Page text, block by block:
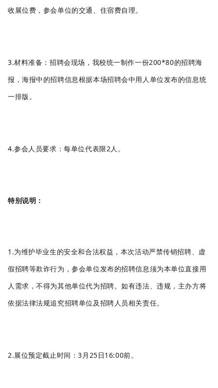
收展位费，参会单位的交通、住宿费自理。
3.材料准备 ：招聘会现场，我校统一制作一份200*80的招聘海
报，海报中的招聘信息根据本场招聘会中用人单位发布的信息统
一排版。
4.参会人员要求 ：每单位代表限2人。
特别说明：
1.为维护毕业生的安全和合法权益，本次活动严禁传销招聘、虚
假招聘等欺诈行为，参会单位发布的招聘信息须为本单位直接用
人需求，不得为其他单位代为招聘。如有违法、违规，主办方将
依据法律法规追究招聘单位及招聘 人员相关责任。
2.展位预定截止时间：3 月 25日16:00前。